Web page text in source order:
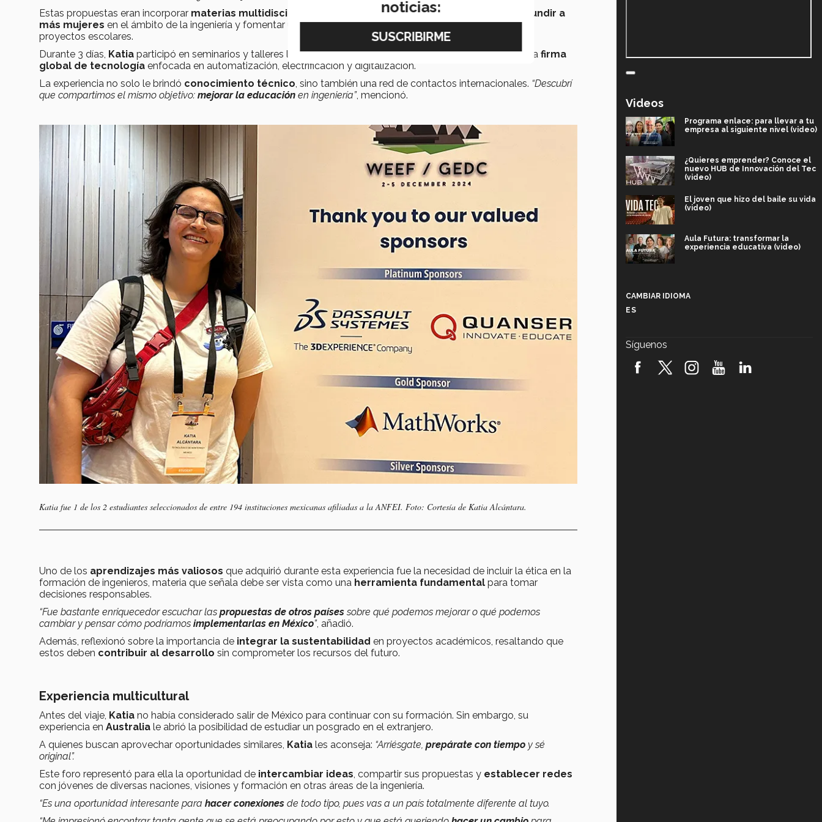
Estas propuestas eran incorporar materias multidisciplinarias enfocadas al área; reconocer, visibilizar y
difundir a
más mujeres en el ámbito de la ingeniería y fomentar una mayorconciencia ambientalen el desarrollo de
proyectos escolares.
Durante 3 días, Katia participó en seminarios y talleres liderados por expertos de empresas comoSiemens, una firma
global de tecnología enfocada en automatización, electrificación y digitalización.
La experiencia no solo le brindó conocimiento técnico, sino también una red de contactos internacionales. “Descubrí
que compartimos el mismo objetivo: mejorar la educación en ingeniería”, mencionó.
Katia fue 1 de los 2 estudiantes seleccionados de entre 194 instituciones mexicanas afiliadas a la ANFEI. Foto: Cortesía de Katia Alcántara.
Uno de los aprendizajes más valiosos que adquirió durante esta experiencia fue la necesidad de incluir la ética en la
formación de ingenieros, materia que señala debe ser vista como una herramienta fundamental para tomar
decisiones responsables.
“Fue bastante enriquecedor escuchar las propuestas de otros paísessobre qué podemos mejorar o qué podemos
cambiar y pensar cómo podríamos implementarlas en México”, añadió.
Además, reflexionó sobre la importancia de integrar la sustentabilidad en proyectos académicos, resaltando que
estos deben contribuir al desarrollo sin comprometer los recursos del futuro.
Experiencia multicultural
Antes del viaje, Katia no había considerado salir de México para continuar con su formación. Sin embargo, su
experiencia en Australia le abrió la posibilidad de estudiar un posgrado en el extranjero.
A quienes buscan aprovechar oportunidades similares, Katia les aconseja: “Arriésgate, prepárate con tiempo y sé
original”.
Este foro representó para ella la oportunidad de intercambiar ideas, compartir sus propuestas y establecer redes
con jóvenes de diversas naciones, visiones y formación en otras áreas de la ingeniería.
“Es una oportunidad interesante para hacer conexiones de todo tipo, pues vas a un país totalmente diferente al tuyo.
Videos
Programa enlace: para llevar a tu
empresa al siguiente nivel (video)
¿Quieres emprender? Conoce el
nuevo HUB de Innovación del Tec
(video)
El joven que hizo del baile su vida
(video)
Aula Futura: transformar la
experiencia educativa (video)
robótica FIRST 2026! (video)
CAMBIAR IDIOMA
ES
Síguenos
noticias: